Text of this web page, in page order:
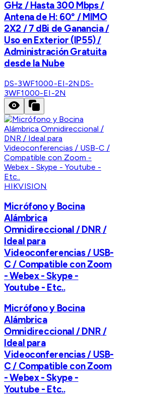
GHz / Hasta 300 Mbps /
Antena de H: 60° / MIMO
2X2 / 7 dBi de Ganancia /
Uso en Exterior (IP55) /
Administración Gratuita
desde la Nube
DS-3WF1000-EI-2N DS-
3WF1000-EI-2N
HIKVISION
Micrófono y Bocina
Alámbrica
Omnidireccional / DNR /
Ideal para
Videoconferencias / USB-
C / Compatible con Zoom
- Webex - Skype -
Youtube - Etc..
Micrófono y Bocina
Alámbrica
Omnidireccional / DNR /
Ideal para
Videoconferencias / USB-
C / Compatible con Zoom
- Webex - Skype -
Youtube - Etc..